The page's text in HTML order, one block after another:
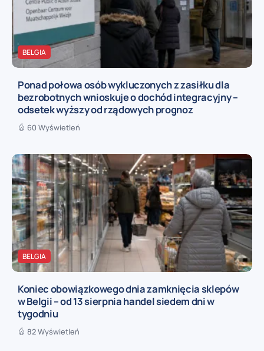
BELGIA
Ponad połowa osób wykluczonych z zasiłku dla
bezrobotnych wnioskuje o dochód integracyjny –
odsetek wyższy od rządowych prognoz
60 Wyświetleń
BELGIA
Koniec obowiązkowego dnia zamknięcia sklepów
w Belgii – od 13 sierpnia handel siedem dni w
tygodniu
82 Wyświetleń